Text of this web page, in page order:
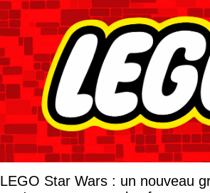
LEGO Star Wars : un nouveau